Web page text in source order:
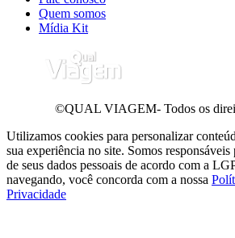
Quem somos
Mídia Kit
©QUAL VIAGEM- Todos os
Utilizamos cookies para personalizar
sua experiência no site. Somos responsáveis
de seus dados pessoais de acordo com a
navegando, você concorda com a nossa
Privacidade